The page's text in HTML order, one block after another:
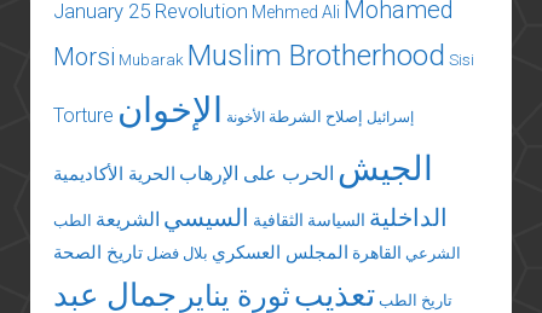
January 25 Revolution Mehmed Ali Mohamed
Morsi Mubarak Muslim Brotherhood Sisi
Torture إسرائيل إصلاح الشرطة الأخونة الإخوان
الجيش الحرب على الإرهاب الحرية الأكاديمية
الداخلية السياسة الثقافية السيسي الشريعة الطب
الشرعي القاهرة المجلس العسكري بلال فضل تاريخ الصحة
تاريخ الطب تعذيبثورة يناير جمال عبد